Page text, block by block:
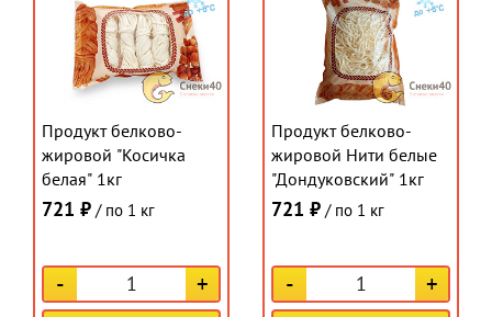
Продукт белково-
жировой "Косичка
белая" 1кг
721 ₽ / по 1 кг
- +
Продукт белково-
жировой Нити белые
"Дондуковский" 1кг
721 ₽ / по 1 кг
- +